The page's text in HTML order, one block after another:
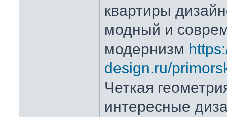
квартиры
модный и
модернизм
design.ru/
Четкая
интересные